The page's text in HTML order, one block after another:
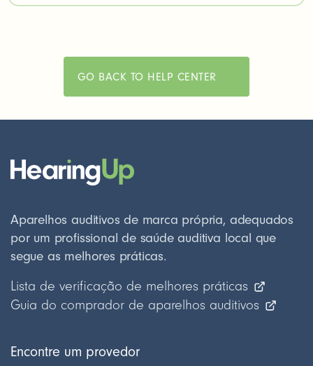
GO BACK TO HELP CENTER
Encontre um provedor
Aparelhos auditivos de marca própria, adequados
por um profissional de saúde auditiva local que
segue as melhores práticas.
Lista de verificação de melhores práticas
Guia do comprador de aparelhos auditivos